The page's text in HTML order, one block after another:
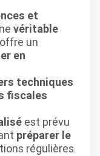
et
véritable
un
en
techniques
fiscales
est prévu
préparer le
régulières.